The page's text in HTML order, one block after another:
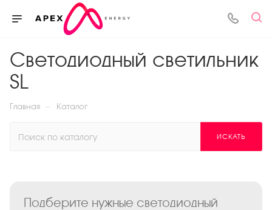
Светодиодный светильник
SL
Главная — Каталог
ИСКАТЬ
Подберите нужные светодиодный